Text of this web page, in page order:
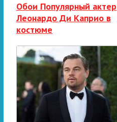
Обои Популярный актер
Леонардо Ди Каприо в
костюме